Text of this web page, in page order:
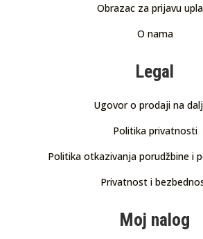
Obrazac za prijavu
O nama
Legal
Ugovor o prodaji na
Politika privatnosti
Politika otkazivanja porudžbine i
Privatnost i
Moj nalog